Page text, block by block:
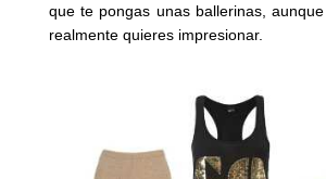
que te pongas unas ballerinas,
realmente quieres impresionar.